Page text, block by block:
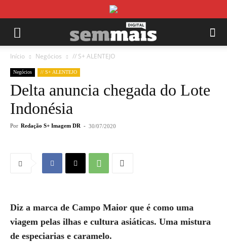
Início Negócios // S+ ALENTEJO
Negócios // S+ ALENTEJO
Delta anuncia chegada do Lote
Indonésia
Por Redação S+ Imagem DR - 30/07/2020
Diz a marca de Campo Maior que é como uma
viagem pelas ilhas e cultura asiáticas. Uma mistura
de especiarias e caramelo.